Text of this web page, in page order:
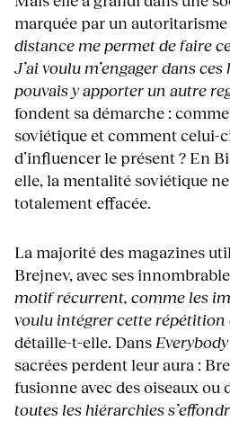
marquée par un
distance me permet de faire
J’ai voulu m’engager dans
pouvais y apporter un autre
fondent sa démarche :
soviétique et comment celui-
d’influencer le présent ? En
elle, la mentalité soviétique ne
totalement effacée.
La majorité des magazines
Brejnev, avec ses
motif récurrent, comme les
voulu intégrer cette répétition
détaille-t-elle. Dans
sacrées perdent leur aura :
fusionne avec des oiseaux ou
toutes les hiérarchies